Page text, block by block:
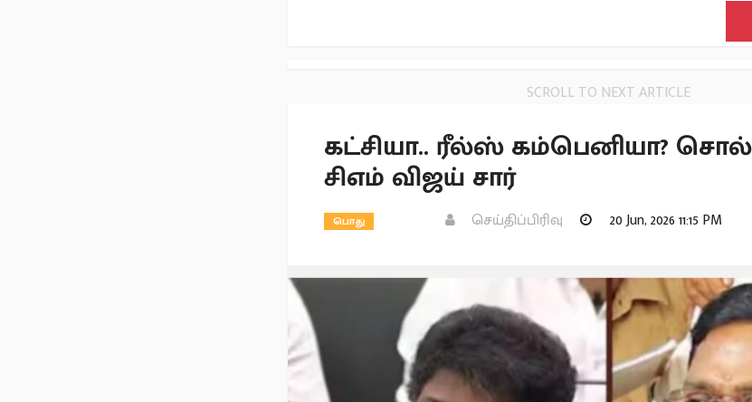
SCROLL TO NEXT ARTICLE
கட்சியா.. ரீல்ஸ் கம்பெனியா?
சிஎம் விஜய் சார்
பொது செய்திப்பிரிவு 20 Jun, 2026 11:15 PM